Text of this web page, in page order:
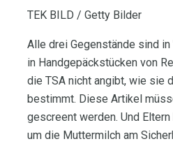
TEK BILD / Getty Bilder
Alle drei Gegenstände sind
in Handgepäckstücken von
die TSA nicht angibt, wie sie
bestimmt. Diese Artikel
gescreent werden. Und
um die Muttermilch am